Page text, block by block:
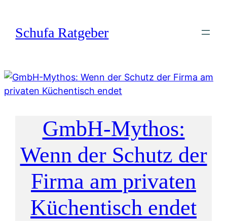
springen
Schufa Ratgeber
GmbH-Mythos:
Wenn der Schutz der
Firma am privaten
Küchentisch endet